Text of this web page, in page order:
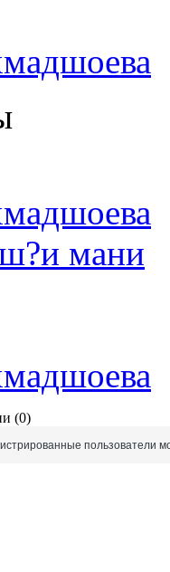
мани
(0)
пользователи